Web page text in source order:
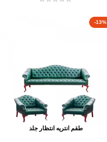
-13%
طقم انتريه انتظار جلد